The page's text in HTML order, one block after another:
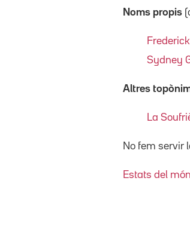
Noms propis
Sydney
Altres
La
No fem servir
Estats del món